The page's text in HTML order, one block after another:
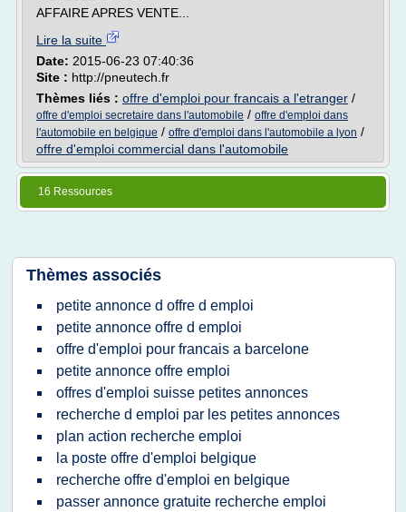
AFFAIRE APRES VENTE...
Lire la suite
Date: 2015-06-23 07:40:36
Site : http://pneutech.fr
Thèmes liés : offre d'emploi pour francais a l'etranger /
offre d'emploi secretaire dans l'automobile / offre d'emploi dans
l'automobile en belgique / offre d'emploi dans l'automobile a lyon /
offre d'emploi commercial dans l'automobile
16 Ressources
Thèmes associés
petite annonce d offre d emploi
petite annonce offre d emploi
offre d'emploi pour francais a barcelone
petite annonce offre emploi
offres d'emploi suisse petites annonces
recherche d emploi par les petites annonces
plan action recherche emploi
la poste offre d'emploi belgique
recherche offre d'emploi en belgique
passer annonce gratuite recherche emploi